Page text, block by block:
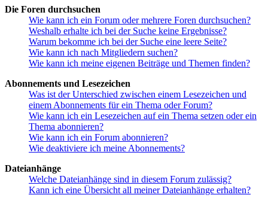
Die Foren durchsuchen
Wie kann ich ein Forum oder mehrere Foren durchsuchen?
Weshalb erhalte ich bei der Suche keine Ergebnisse?
Warum bekomme ich bei der Suche eine leere Seite?
Wie kann ich nach Mitgliedern suchen?
Wie kann ich meine eigenen Beiträge und Themen finden?
Abonnements und Lesezeichen
Was ist der Unterschied zwischen einem Lesezeichen und
einem Abonnements für ein Thema oder Forum?
Wie kann ich ein Lesezeichen auf ein Thema setzen oder ein
Thema abonnieren?
Wie kann ich ein Forum abonnieren?
Wie deaktiviere ich meine Abonnements?
Dateianhänge
Welche Dateianhänge sind in diesem Forum zulässig?
Kann ich eine Übersicht all meiner Dateianhänge erhalten?